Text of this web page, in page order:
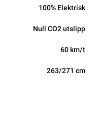
100% Elektrisk
Null CO2 utslipp
60 km/t
263/271 cm